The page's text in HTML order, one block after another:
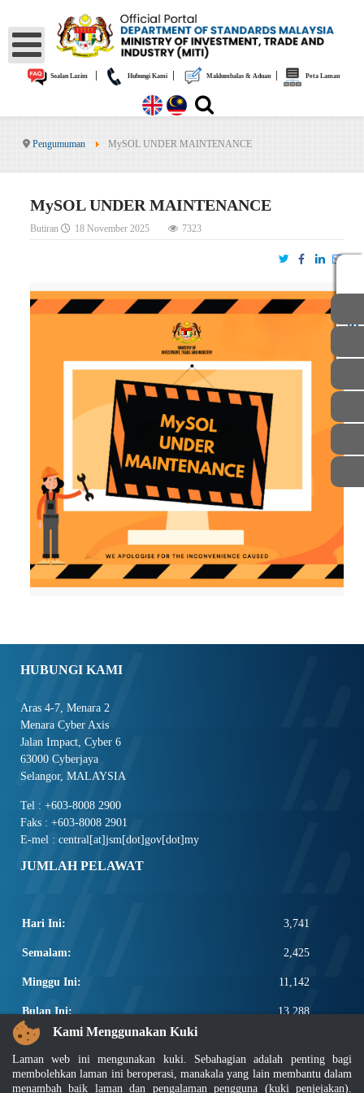
Soalan Lazim| Hubungi Kami| Maklumbalas & Aduan| Peta Laman
Pengumuman MySOL UNDER MAINTENANCE
MySOL UNDER MAINTENANCE
Butiran 18 November 2025 7323
HUBUNGI KAMI
Aras 4-7, Menara 2
Menara Cyber Axis
Jalan Impact, Cyber 6
63000 Cyberjaya
Selangor, MALAYSIA
Tel : +603-8008 2900
Faks : +603-8008 2901
E-mel : central[at]jsm[dot]gov[dot]my
JUMLAH PELAWAT
Hari Ini: 3,741
Semalam: 2,425
Minggu Ini: 11,142
Bulan Ini: 13,288
Total:
PAUTAN POPULAR
Kami Menggunakan Kuki
Laman web ini mengunakan kuki. Sebahagian adalah penting bagi
membolehkan laman ini beroperasi, manakala yang lain membantu dalam
menambah baik laman dan pengalaman pengguna (kuki penjejakan).